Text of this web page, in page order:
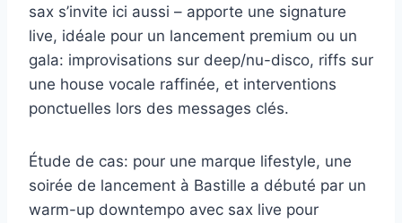
sax s’invite ici aussi – apporte une signature
live, idéale pour un lancement premium ou un
gala: improvisations sur deep/nu-disco, riffs sur
une house vocale raffinée, et interventions
ponctuelles lors des messages clés.
Étude de cas: pour une marque lifestyle, une
soirée de lancement à Bastille a débuté par un
warm-up downtempo avec sax live pour